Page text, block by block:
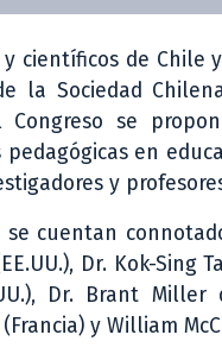
y científicos de
la Sociedad
Congreso se
en
y
cuentan
Dr. Kok-Sing
Dr. Brant
y William